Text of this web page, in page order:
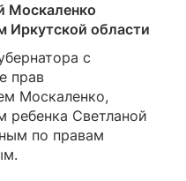
Москаленко
Иркутской области
с
прав
Москаленко,
ребенка Светланой
по правам